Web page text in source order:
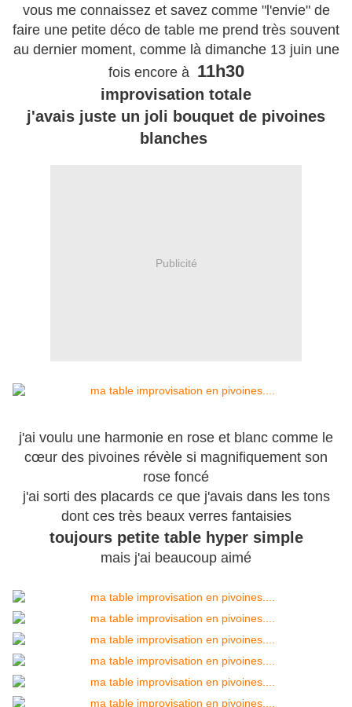
vous me connaissez et savez comme "l'envie" de
faire une petite déco de table me prend très souvent
au dernier moment, comme là dimanche 13 juin une
fois encore à 11h30
improvisation totale
j'avais juste un joli bouquet de pivoines
blanches
Publicité
j'ai voulu une harmonie en rose et blanc comme le
cœur des pivoines révèle si magnifiquement son
rose foncé
j'ai sorti des placards ce que j'avais dans les tons
dont ces très beaux verres fantaisies
toujours petite table hyper simple
mais j'ai beaucoup aimé